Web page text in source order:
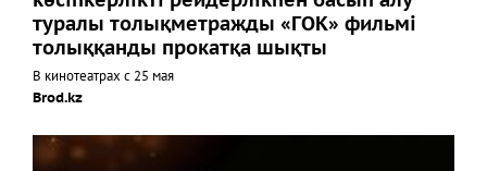
туралы толықметражды «ГОК» фильмі
толыққанды прокатқа шықты
В кинотеатрах с 25 мая
Brod.kz